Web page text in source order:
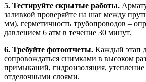
5. Тестируйте скрытые работы.
заливкой проверяйте на шаг между
мм), герметичность трубопроводов –
давлением 6 атм в течение 30 минут.
6. Требуйте фотоотчеты. Каждый этап
сопровождаться снимками в высоком
примыканий, гидроизоляция, утепление
отделочными слоями.